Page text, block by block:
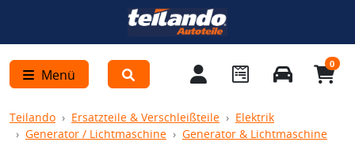
Menü
0
Teilando Ersatzteile & Verschleißteile
Elektrik
Generator / Lichtmaschine
Generator & Lichtmaschine